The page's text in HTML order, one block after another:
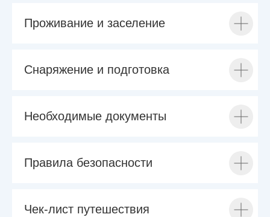
Проживание и заселение
Снаряжение и подготовка
Необходимые документы
Правила безопасности
Чек-лист путешествия